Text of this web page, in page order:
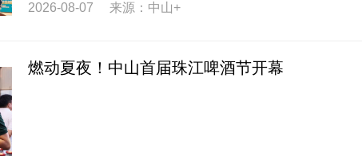
2026-08-07 来源：中山+
燃动夏夜！中山首届珠江啤酒节开幕